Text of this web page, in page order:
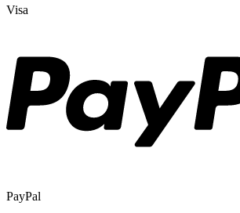
Visa
PayPal